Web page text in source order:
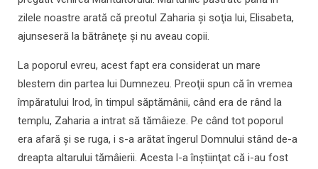
zilele noastre arată că preotul Zaharia şi soţia lui, Elisabeta,
ajunseseră la bătrâneţe şi nu aveau copii.
La poporul evreu, acest fapt era considerat un mare
blestem din partea lui Dumnezeu. Preoţii spun că în vremea
împăratului Irod, în timpul săptămânii, când era de rând la
templu, Zaharia a intrat să tămâieze. Pe când tot poporul
era afară şi se ruga, i s-a arătat îngerul Domnului stând de-a
dreapta altarului tămâierii. Acesta l-a înştiinţat că i-au fost